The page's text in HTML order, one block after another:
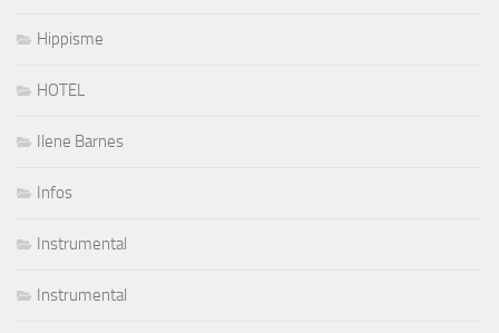
Hippisme
HOTEL
Ilene Barnes
Infos
Instrumental
Instrumental